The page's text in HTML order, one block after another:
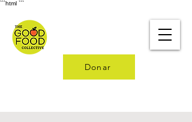
```html ```
Donar